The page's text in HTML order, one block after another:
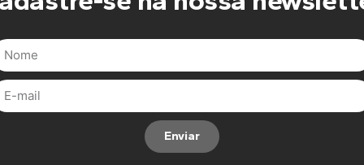
Enviar